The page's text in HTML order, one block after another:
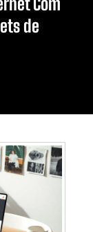
de